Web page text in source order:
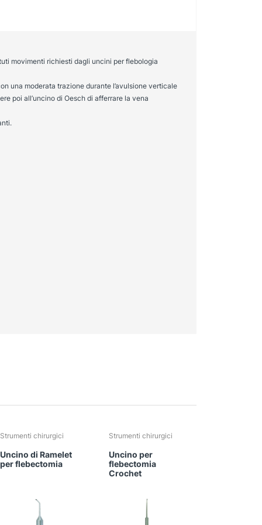
movimenti richiesti dagli uncini per flebologia
una moderata trazione durante l’avulsione verticale
poi all’uncino di Oesch di afferrare la vena
Strumenti chirurgici
Uncino di Ramelet
per flebectomia
Strumenti chirurgici
Uncino per
flebectomia
Crochet